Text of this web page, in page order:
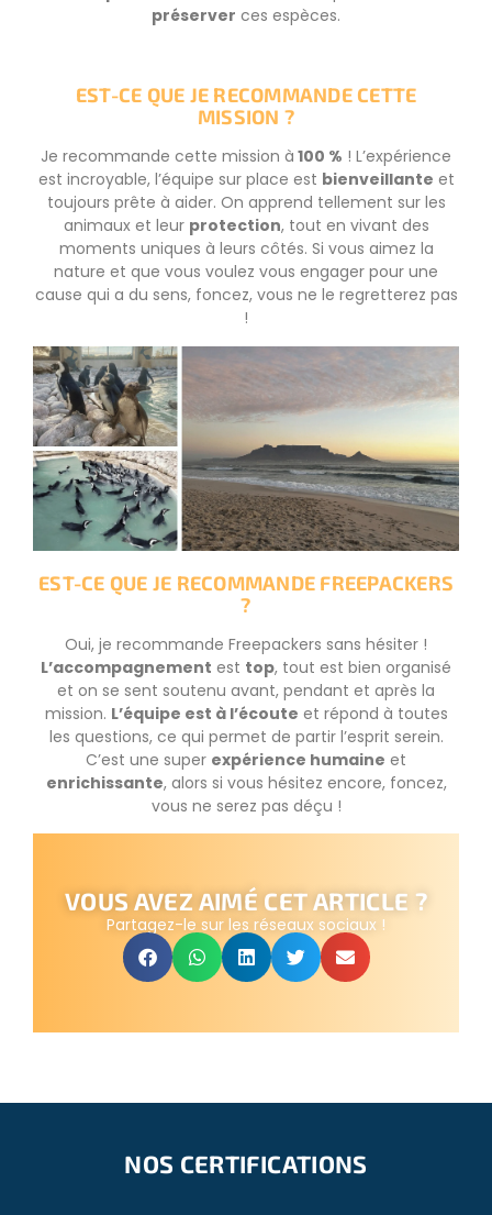
préserver ces espèces.
EST-CE QUE JE RECOMMANDE CETTE
MISSION ?
Je recommande cette mission à 100 % ! L’expérience
est incroyable, l’équipe sur place est bienveillante et
toujours prête à aider. On apprend tellement sur les
animaux et leur protection, tout en vivant des
moments uniques à leurs côtés. Si vous aimez la
nature et que vous voulez vous engager pour une
cause qui a du sens, foncez, vous ne le regretterez pas
!
EST-CE QUE JE RECOMMANDE FREEPACKERS
?
Oui, je recommande Freepackers sans hésiter !
L’accompagnement est top, tout est bien organisé
et on se sent soutenu avant, pendant et après la
mission. L’équipe est à l’écoute et répond à toutes
les questions, ce qui permet de partir l’esprit serein.
C’est une super expérience humaine et
enrichissante, alors si vous hésitez encore, foncez,
vous ne serez pas déçu !
VOUS AVEZ AIMÉ CET ARTICLE ?
Partagez-le sur les réseaux sociaux !
NOS CERTIFICATIONS